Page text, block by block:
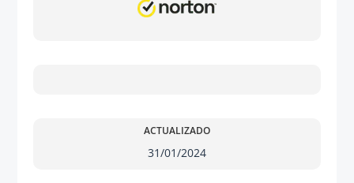
ACTUALIZADO
31/01/2024